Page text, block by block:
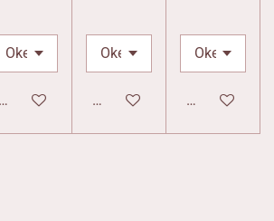
In winkelwagenIn winkelwagenIn